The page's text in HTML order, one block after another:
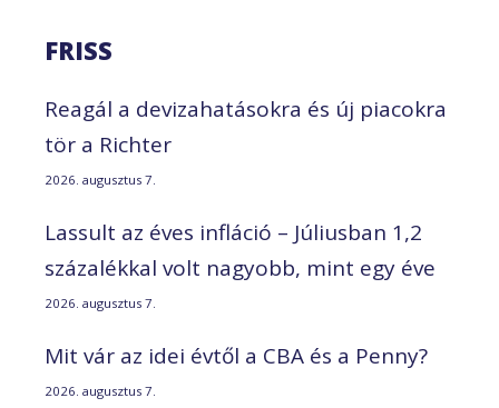
FRISS
Reagál a devizahatásokra és új piacokra
tör a Richter
2026. augusztus 7.
Lassult az éves infláció – Júliusban 1,2
százalékkal volt nagyobb, mint egy éve
2026. augusztus 7.
Mit vár az idei évtől a CBA és a Penny?
2026. augusztus 7.